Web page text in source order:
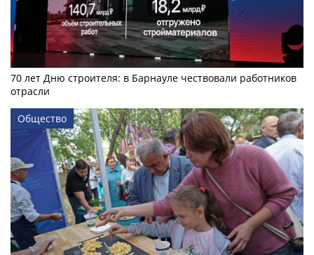
70 лет Дню строителя: в Барнауле чествовали работников
отрасли
Общество